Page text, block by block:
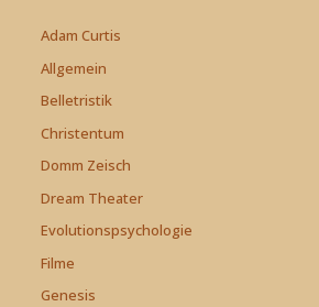
Adam Curtis
Allgemein
Belletristik
Christentum
Domm Zeisch
Dream Theater
Evolutionspsychologie
Filme
Genesis